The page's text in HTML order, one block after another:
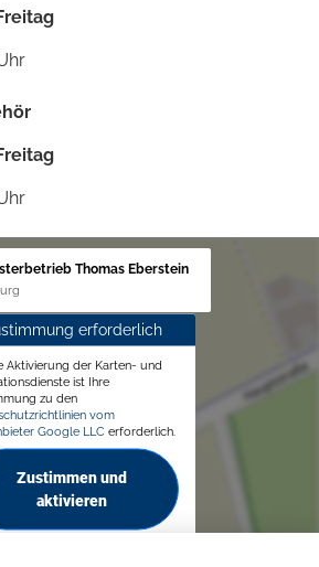
Thomas Eberstein
erforderlich
Aktivierung der Karten- und
ist Ihre
zu den
vom
Google LLC erforderlich.
Zustimmen und
aktivieren